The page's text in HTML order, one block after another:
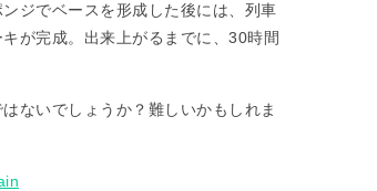
ジでベースを形成した後には、列車
が完成。出来上がるまでに、30時間
ないでしょうか？難しいかもしれま